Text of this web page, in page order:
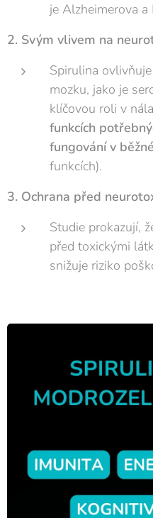
je Alzheimerova
2. Svým vlivem na
Spirulina
mozku, jako je
klíčovou roli v
funkcích
fungování v
funkcích).
3. Ochrana před
Studie prokazují,
před toxickými
snižuje riziko